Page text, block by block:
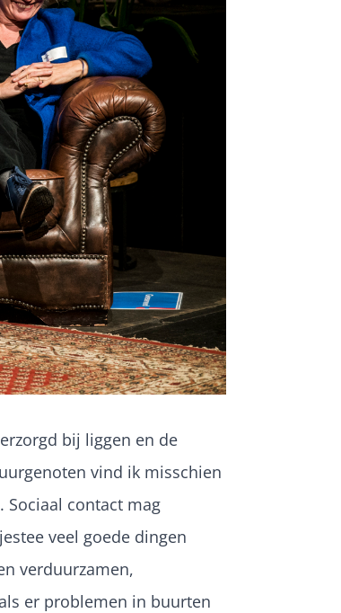
bij liggen en de
vind ik misschien
contact mag
veel goede dingen
verduurzamen,
er problemen in buurten